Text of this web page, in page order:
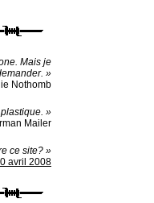
Mais je
»
Nothomb
»
Mailer
ce site? »
avril 2008